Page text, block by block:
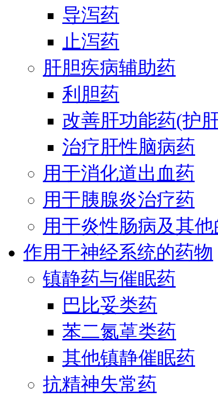
导泻药
止泻药
肝胆疾病辅助药
利胆药
改善肝功能药(护
治疗肝性脑病药
用于消化道出血药
用于胰腺炎治疗药
用于炎性肠病及其
作用于神经系统的药物
镇静药与催眠药
巴比妥类药
苯二氮䓬类药
其他镇静催眠药
抗精神失常药